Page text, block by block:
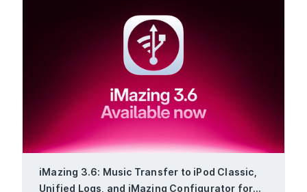
iMazing 3.6: Music Transfer to iPod Classic,
Unified Logs, and iMazing Configurator for